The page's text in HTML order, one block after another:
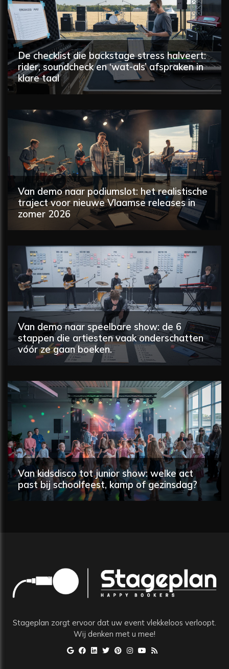
De checklist die backstage stress halveert:
rider, soundcheck en ‘wat-als’ afspraken in
klare taal
Van demo naar podiumslot: het realistische
traject voor nieuwe Vlaamse releases in
zomer 2026
Van demo naar speelbare show: de 6
stappen die artiesten vaak onderschatten
vóór ze gaan boeken.
Van kidsdisco tot junior show: welke act
past bij schoolfeest, kamp of gezinsdag?
Stageplan zorgt ervoor dat uw event vlekkeloos verloopt.
Wij denken met u mee!